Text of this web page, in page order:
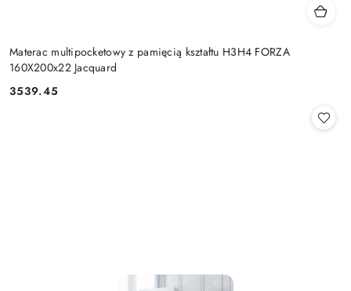
Materac multipocketowy z pamięcią kształtu H3H4 FORZA
160X200x22 Jacquard
Cena:
3539.45